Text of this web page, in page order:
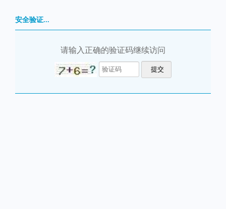
安全验证...
请输入正确的验证码继续访问